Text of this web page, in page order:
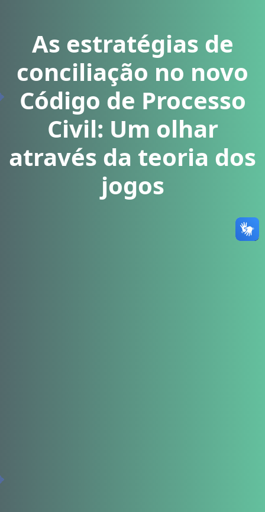
As estratégias de
conciliação no novo
Código de Processo
Civil: Um olhar
através da teoria dos
jogos